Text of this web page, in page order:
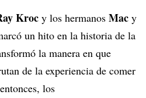
Kroc y los hermanos Mac y
un hito en la historia de la
la manera en que
de la experiencia de comer
los